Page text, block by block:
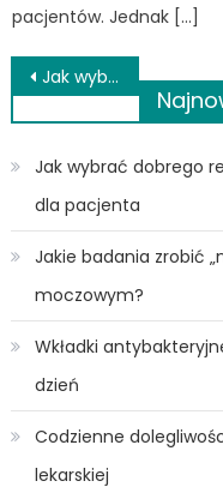
pacjentów. Jednak […]
Nawigacja
wpisu
Jak wybrać odpowiednią odzież medyczną?
Jak wybrać dobrego
dla pacjenta
Jakie badania zrobić
moczowym?
Wkładki
dzień
Codzienne
lekarskiej